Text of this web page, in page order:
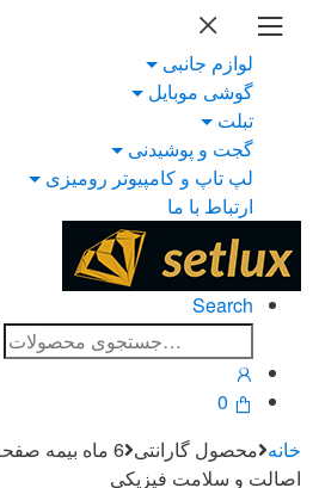
Skip
navigation
Skip
لوازم جانبی
گوشی موبایل
تبلت
گجت و پوشیدنی
لپ تاپ و کامپیوتر رومیزی
ارتباط با ما
Search
جستجو
برای:
0
خانه محصول گارانتی
6 ماه بیمه
اصالت و سلامت فیزیکی